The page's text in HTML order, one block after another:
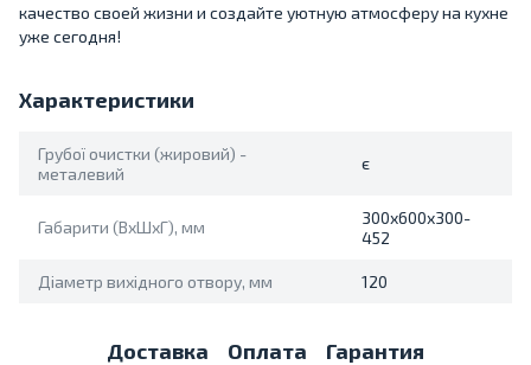
качество своей жизни и создайте уютную атмосферу на кухне
уже сегодня!
Характеристики
Грубої очистки (жировий) -
металевий
є
Габарити (ВхШхГ), мм
300х600х300-
452
Діаметр вихідного отвору, мм 120
Доставка Оплата Гарантия